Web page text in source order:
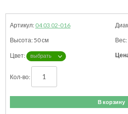
04 03 02-016
50см
В корзину